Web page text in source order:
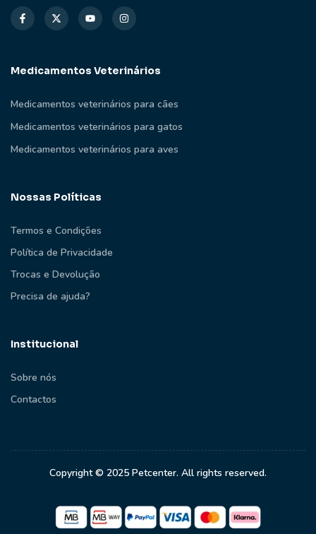
Medicamentos Veterinários
Medicamentos veterinários para cães
Medicamentos veterinários para gatos
Medicamentos veterinários para aves
Nossas Políticas
Termos e Condições
Política de Privacidade
Trocas e Devolução
Precisa de ajuda?
Institucional
Sobre nós
Contactos
Copyright © 2025 Petcenter. All rights reserved.